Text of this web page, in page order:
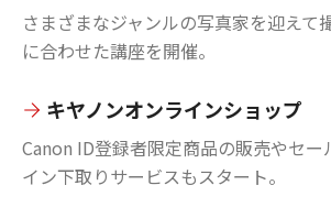
さまざまなジャンルの写真家を迎えて
に合わせた講座を開催。
キヤノンオンラインショップ
Canon ID登録者限定商品の販売やセー
イン下取りサービスもスタート。